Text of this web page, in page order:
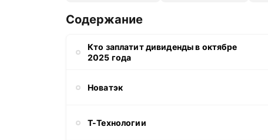
Содержание
Кто заплатит дивиденды в октябре
2025 года
Новатэк
Т-Технологии